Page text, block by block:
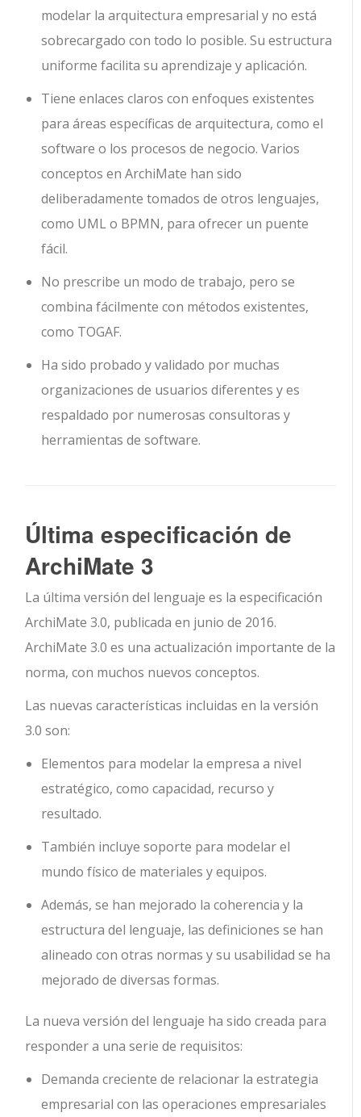
modelar la arquitectura empresarial y no está
sobrecargado con todo lo posible. Su estructura
uniforme facilita su aprendizaje y aplicación.
Tiene enlaces claros con enfoques existentes
para áreas específicas de arquitectura, como el
software o los procesos de negocio. Varios
conceptos en ArchiMate han sido
deliberadamente tomados de otros lenguajes,
como UML o BPMN, para ofrecer un puente
fácil.
No prescribe un modo de trabajo, pero se
combina fácilmente con métodos existentes,
como TOGAF.
Ha sido probado y validado por muchas
organizaciones de usuarios diferentes y es
respaldado por numerosas consultoras y
herramientas de software.
Última especificación de
ArchiMate 3
La última versión del lenguaje es la especificación
ArchiMate 3.0, publicada en junio de 2016.
ArchiMate 3.0 es una actualización importante de la
norma, con muchos nuevos conceptos.
Las nuevas características incluidas en la versión
3.0 son:
Elementos para modelar la empresa a nivel
estratégico, como capacidad, recurso y
resultado.
También incluye soporte para modelar el
mundo físico de materiales y equipos.
Además, se han mejorado la coherencia y la
estructura del lenguaje, las definiciones se han
alineado con otras normas y su usabilidad se ha
mejorado de diversas formas.
La nueva versión del lenguaje ha sido creada para
responder a una serie de requisitos:
Demanda creciente de relacionar la estrategia
empresarial con las operaciones empresariales